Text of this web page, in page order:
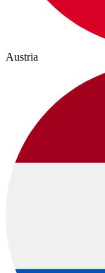
Austria